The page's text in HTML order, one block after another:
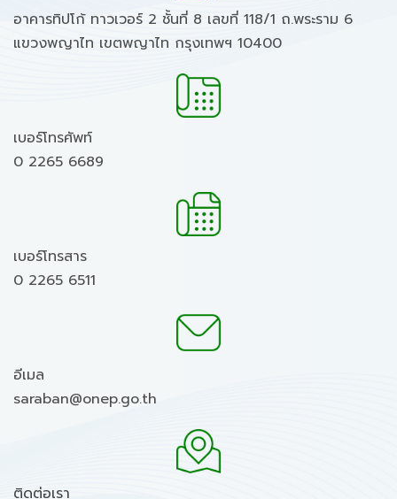
อาคารทิปโก้ ทาวเวอร์ 2 ชั้นที่ 8 เลขที่ 118/1 ถ.พระราม 6
แขวงพญาไท เขตพญาไท กรุงเทพฯ 10400
เบอร์โทรศัพท์
0 2265 6689
เบอร์โทรสาร
0 2265 6511
อีเมล
saraban@onep.go.th
ติดต่อเรา